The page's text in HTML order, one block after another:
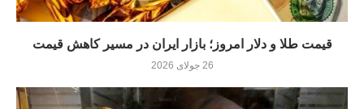
قیمت طلا و دلار امروز؛ بازار ایران در مسیر کاهش قیمت
26 جولای 2026